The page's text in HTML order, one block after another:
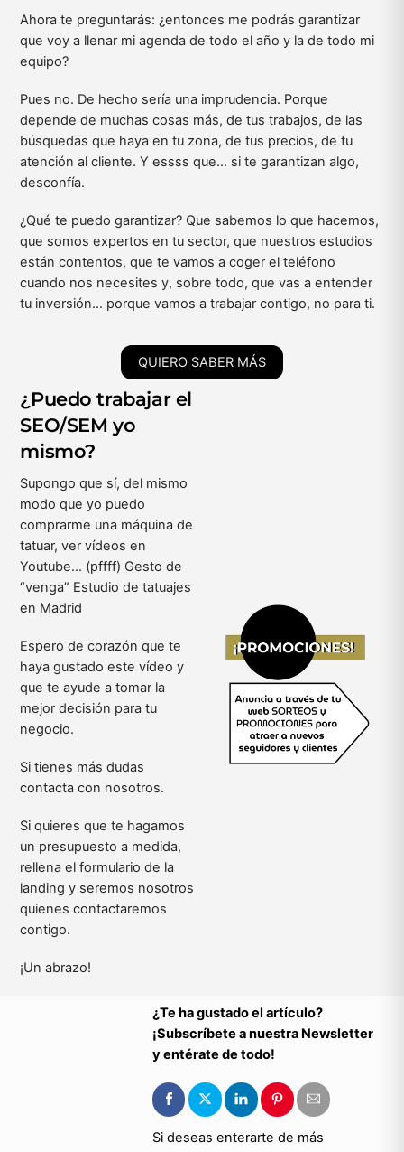
Ahora te preguntarás: ¿entonces me podrás garantizar
que voy a llenar mi agenda de todo el año y la de todo mi
equipo?
Pues no. De hecho sería una imprudencia. Porque
depende de muchas cosas más, de tus trabajos, de las
búsquedas que haya en tu zona, de tus precios, de tu
atención al cliente. Y essss que… si te garantizan algo,
desconfía.
¿Qué te puedo garantizar? Que sabemos lo que hacemos,
que somos expertos en tu sector, que nuestros estudios
están contentos, que te vamos a coger el teléfono
cuando nos necesites y, sobre todo, que vas a entender
tu inversión… porque vamos a trabajar contigo, no para ti.
QUIERO SABER MÁS
¿Puedo trabajar el
SEO/SEM yo
mismo?
Supongo que sí, del mismo
modo que yo puedo
comprarme una máquina de
tatuar, ver vídeos en
Youtube… (pffff) Gesto de
“venga” Estudio de tatuajes
en Madrid
Espero de corazón que te
haya gustado este vídeo y
que te ayude a tomar la
mejor decisión para tu
negocio.
Si tienes más dudas
contacta con nosotros.
Si quieres que te hagamos
un presupuesto a medida,
rellena el formulario de la
landing y seremos nosotros
quienes contactaremos
contigo.
¡Un abrazo!
¿Te ha gustado el artículo?
¡Subscríbete a nuestra Newsletter
y entérate de todo!
Si deseas enterarte de más